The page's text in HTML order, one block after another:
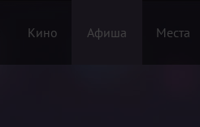
Кино Афиша Места